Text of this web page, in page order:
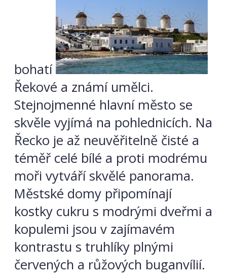
bohatí
Řekové a známí umělci.
Stejnojmenné hlavní město se
skvěle vyjímá na pohlednicích. Na
Řecko je až neuvěřitelně čisté a
téměř celé bílé a proti modrému
moři vytváří skvělé panorama.
Městské domy připomínají
kostky cukru s modrými dveřmi a
kopulemi jsou v zajímavém
kontrastu s truhlíky plnými
červených a růžových buganvílií.